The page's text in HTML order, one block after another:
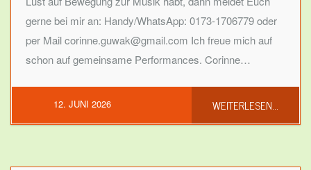
gerne bei mir an: Handy/WhatsApp: 0173-1706779 oder
per Mail corinne.guwak@gmail.com Ich freue mich auf
schon auf gemeinsame Performances. Corinne…
WEITERLESEN...
12. JUNI 2026